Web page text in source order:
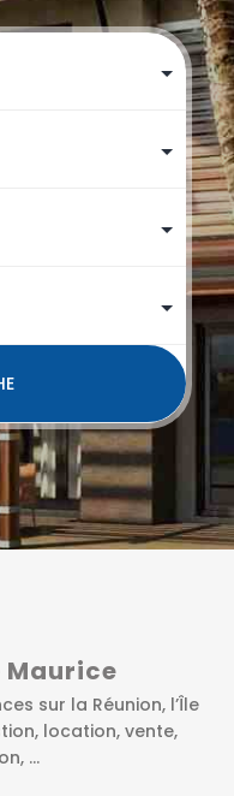
sur la Réunion, l’Île
location, vente,
…